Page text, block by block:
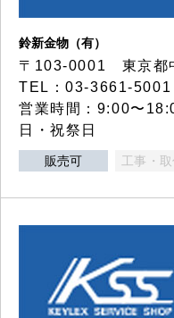
鈴新金物（有）
〒103-0001 東京都
TEL：03-3661-
営業時間：9:00〜
日・祝祭日
販売可 工事・